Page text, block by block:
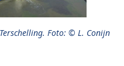
Foto: © L. Conijn